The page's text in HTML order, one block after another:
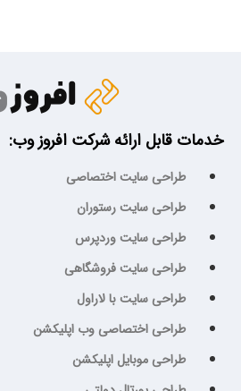
خدمات قابل ارائه شرکت افروز وب:
طراحی سایت اختصاصی
طراحی سایت رستوران
طراحی سایت وردپرس
طراحی سایت فروشگاهی
طراحی سایت با لاراول
طراحی اختصاصی وب اپلیکشن
طراحی موبایل اپلیکشن